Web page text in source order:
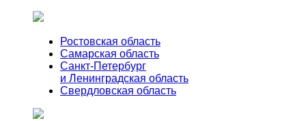
Ростовская область
Самарская область
Санкт-Петербург
и Ленинградская область
Свердловская область